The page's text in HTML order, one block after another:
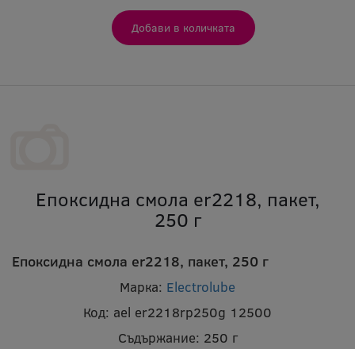
Епоксидна смола er2218, пакет,
250 г
Епоксидна смола er2218, пакет, 250 г
Марка: Electrolube
Код: ael er2218rp250g 12500
Съдържание: 250 г